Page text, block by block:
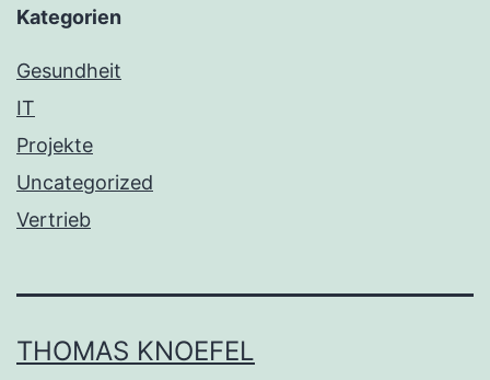
Kategorien
Gesundheit
IT
Projekte
Uncategorized
Vertrieb
THOMAS KNOEFEL